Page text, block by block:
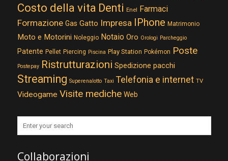
Costo della vita Denti Enel Farmaci
Formazione Gas Gatto Impresa IPhone Matrimonio
Moto e Motorini Noleggio Notaio Oro Orologi Parcheggio
Patente Pellet Piercing Piscina Play Station Pokémon Poste
Postepay Ristrutturazioni Spedizione pacchi
Streaming Superenalotto Taxi Telefonia e internet TV
Videogame Visite mediche Web
Collaborazioni